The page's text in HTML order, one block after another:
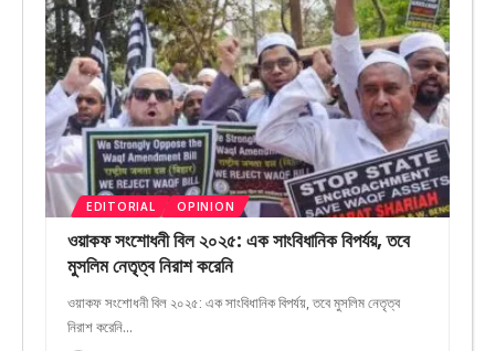
EDITORIAL OPINION
ওয়াকফ সংশোধনী বিল ২০২৫: এক সাংবিধানিক বিপর্যয়, তবে
মুসলিম নেতৃত্ব নিরাশ করেনি
ওয়াকফ সংশোধনী বিল ২০২৫: এক সাংবিধানিক বিপর্যয়, তবে মুসলিম নেতৃত্ব
নিরাশ করেনি…